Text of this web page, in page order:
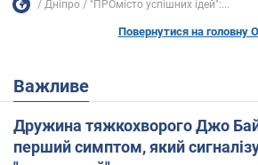
Дніпро "ПРОмісто успішних ідей":...
Повернутися на головну
Важливе
Дружина тяжкохворого Джо
перший симптом, який